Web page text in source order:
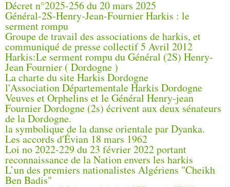
Décret n°2025-256 du 20 mars 2025
Général-2S-Henry-Jean-Fournier Harkis : le
serment rompu
Groupe de travail des associations de harkis, et
communiqué de presse collectif 5 Avril 2012
Harkis:Le serment rompu du Général (2S) Henry-
Jean Fournier ( Dordogne )
La charte du site Harkis Dordogne
l'Association Départementale Harkis Dordogne
Veuves et Orphelins et le Général Henry-jean
Fournier Dordogne (2s) écrivent aux deux sénateurs
de la Dordogne.
la symbolique de la danse orientale par Dyanka.
Les accords d'Évian 18 mars 1962
Loi no 2022-229 du 23 février 2022 portant
reconnaissance de la Nation envers les harkis
L’un des premiers nationalistes Algériens "Cheikh
Ben Badis"